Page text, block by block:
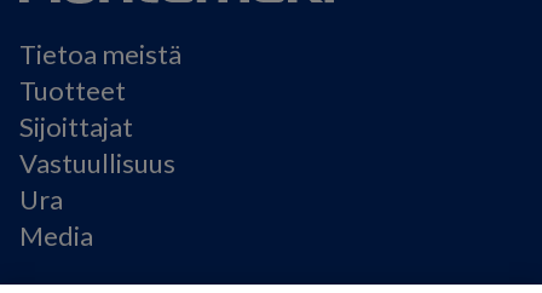
Tietoa meistä
Tuotteet
Sijoittajat
Vastuullisuus
Ura
Media